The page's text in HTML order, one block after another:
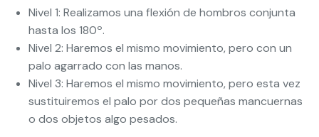
Nivel 1: Realizamos una flexión de hombros conjunta
hasta los 180º.
Nivel 2: Haremos el mismo movimiento, pero con un
palo agarrado con las manos.
Nivel 3: Haremos el mismo movimiento, pero esta vez
sustituiremos el palo por dos pequeñas mancuernas
o dos objetos algo pesados.